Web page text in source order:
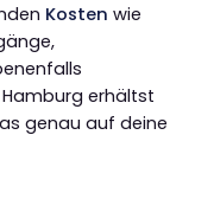
Kosten wie
Hamburg erhältst
genau auf deine